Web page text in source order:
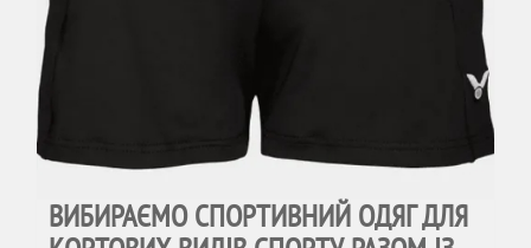
ВИБИРАЄМО СПОРТИВНИЙ ОДЯГ ДЛЯ